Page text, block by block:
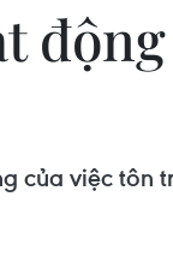
của việc tôn